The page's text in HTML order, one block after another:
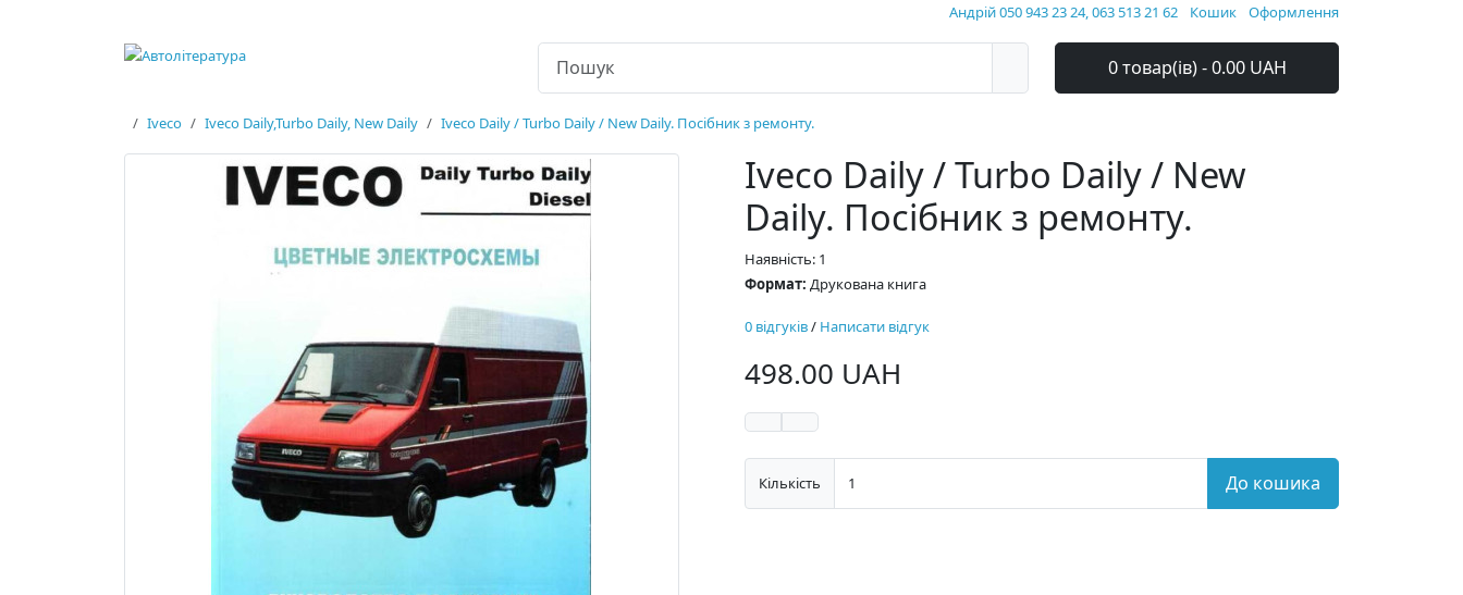
Андрій 050 943 23 24, 063 513 21 62 Кошик Оформлення
0 товар(ів) - 0.00 UAH
Iveco Iveco Daily,Turbo Daily, New Daily Iveco Daily / Turbo Daily / New Daily. Посібник з ремонту.
Iveco Daily / Turbo Daily / New
Daily. Посібник з ремонту.
Наявність: 1
Формат: Друкована книга
0 відгуків/ Написати відгук
498.00 UAH
Кількість До кошика